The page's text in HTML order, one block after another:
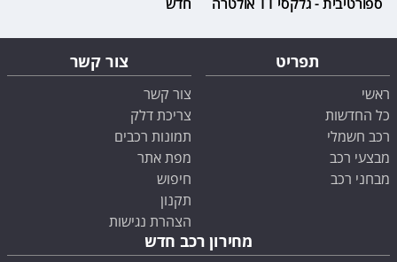
תפריט
ראשי
כל החדשות
רכב חשמלי
מבצעי רכב
מבחני רכב
צור קשר
צור קשר
צריכת דלק
תמונות רכבים
מפת אתר
חיפוש
תקנון
הצהרת נגישות
מחירון רכב חדש